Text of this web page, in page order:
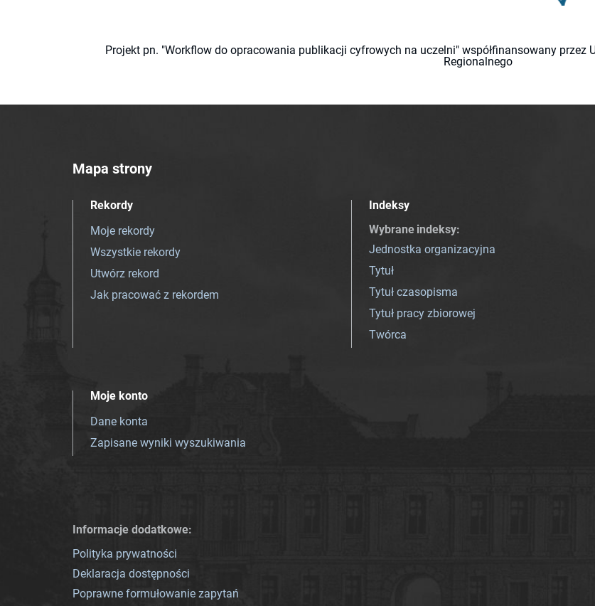
Projekt pn. "Workflow do opracowania publikacji cyfrowych na uczelni" współfinansowany przez
Regionalnego
Mapa strony
Rekordy
Moje rekordy
Wszystkie rekordy
Utwórz rekord
Jak pracować z rekordem
Indeksy
Wybrane indeksy:
Jednostka organizacyjna
Tytuł
Tytuł czasopisma
Tytuł pracy zbiorowej
Twórca
Moje konto
Dane konta
Zapisane wyniki wyszukiwania
Informacje dodatkowe:
Polityka prywatności
Deklaracja dostępności
Poprawne formułowanie zapytań